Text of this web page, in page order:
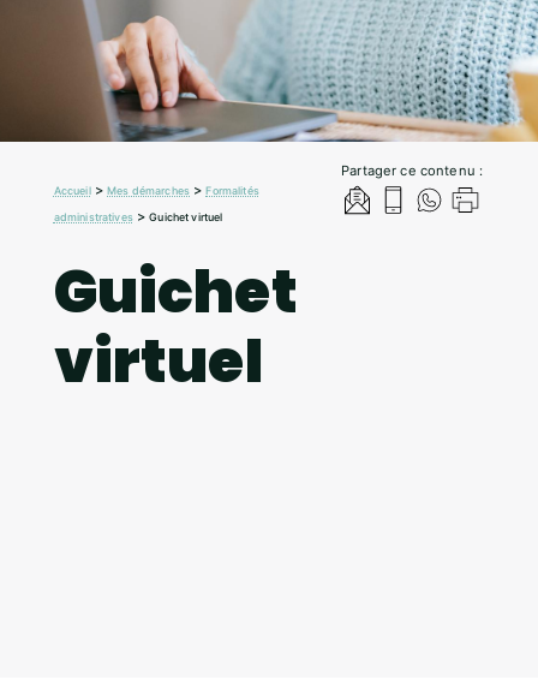
Partager ce contenu :
Accueil>Mes démarches >Formalités
administratives>Guichet virtuel
Guichet
virtuel